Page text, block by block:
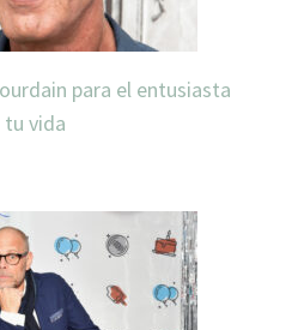
para el entusiasta
vida